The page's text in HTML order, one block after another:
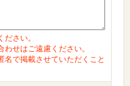
さい。
せはご遠慮ください。
で掲載させていただくこと